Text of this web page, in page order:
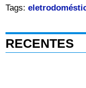
Tags:
RECENTES